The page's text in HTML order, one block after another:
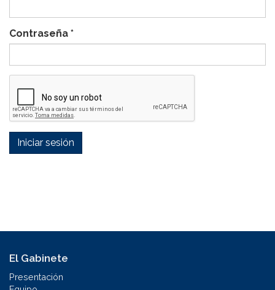
Contraseña *
Iniciar sesión
El Gabinete
Presentación